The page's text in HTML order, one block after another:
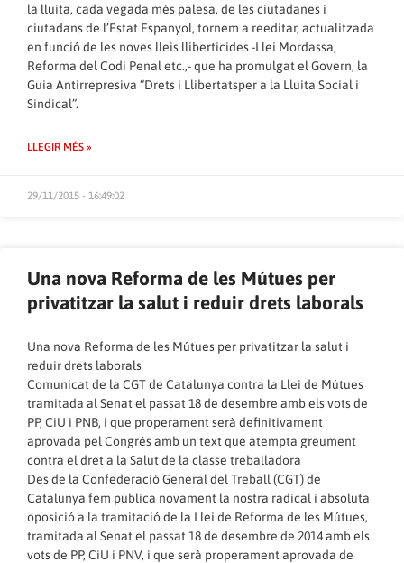
la lluita, cada vegada més palesa, de les ciutadanes i
ciutadans de l’Estat Espanyol, tornem a reeditar, actualitzada
en funció de les noves lleis lliberticides -Llei Mordassa,
Reforma del Codi Penal etc.,- que ha promulgat el Govern, la
Guia Antirrepresiva “Drets i Llibertatsper a la Lluita Social i
Sindical”.
LLEGIR MÉS »
29/11/2015 - 16:49:02
Una nova Reforma de les Mútues per
privatitzar la salut i reduir drets laborals
Una nova Reforma de les Mútues per privatitzar la salut i
reduir drets laborals
Comunicat de la CGT de Catalunya contra la Llei de Mútues
tramitada al Senat el passat 18 de desembre amb els vots de
PP, CiU i PNB, i que properament serà definitivament
aprovada pel Congrés amb un text que atempta greument
contra el dret a la Salut de la classe treballadora
Des de la Confederació General del Treball (CGT) de
Catalunya fem pública novament la nostra radical i absoluta
oposició a la tramitació de la Llei de Reforma de les Mútues,
tramitada al Senat el passat 18 de desembre de 2014 amb els
vots de PP, CiU i PNV, i que serà properament aprovada de